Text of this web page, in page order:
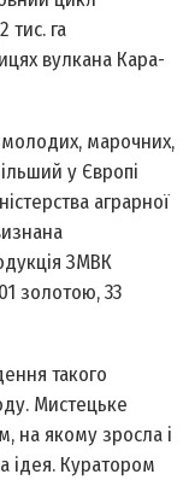
тис. га
вулкана Кара-
молодих, марочних,
у Європі
аграрної
ЗМВК
золотою, 33
такого
Мистецьке
на якому зросла і
ідея. Куратором